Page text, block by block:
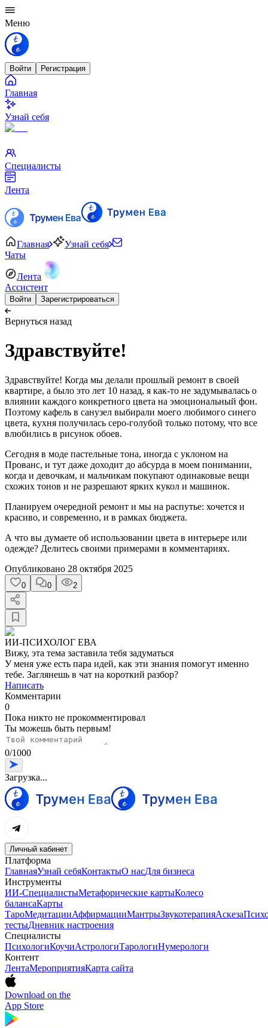
Меню
Войти Регистрация
Главная
Узнай себя
Специалисты
Лента
Главная
Узнай себя
Чаты
Лента
Ассистент
Войти Зарегистрироваться
Вернуться назад
Здравствуйте!
Здравствуйте! Когда мы делали прошлый ремонт в своей
квартире, а было это лет 10 назад, я как-то не задумывалась о
влиянии каждого конкретного цвета на эмоциональный фон.
Поэтому кафель в санузел выбирали моего любимого синего
цвета, кухня получилась серо-голубой только потому, что все
влюбились в рисунок обоев.
Сегодня в моде пастельные тона, иногда с уклоном на
Прованс, и тут даже доходит до абсурда в моем понимании,
когда и девочкам, и мальчикам покупают одинаковые вещи
схожих тонов и не разрешают ярких кукол и машинок.
Планируем очередной ремонт и мы на распутье: хочется и
красиво, и современно, и в рамках бюджета.
А что вы думаете об использовании цвета в интерьере или
одежде? Делитесь своими примерами в комментариях.
Опубликовано 28 октября 2025
0 0 2
ИИ-ПСИХОЛОГ ЕВА
Вижу, эта тема заставила тебя задуматься
У меня уже есть пара идей, как эти знания помогут именно
тебе. Заглянешь в чат на короткий разбор?
Написать
Комментарии
0
Пока никто не прокомментировал
Ты можешь быть первым!
0/1000
Загрузка...
Личный кабинет
Платформа
ГлавнаяУзнай себяКонтактыО насДля бизнеса
Инструменты
ИИ-СпециалистыМетафорические картыКолесо
балансаКарты
ТароМедитацииАффирмацииМантрыЗвукотерапияАскеза
тестыДневник настроения
Специалисты
ПсихологиКоучиАстрологиТарологиНумерологи
Контент
ЛентаМероприятияКарта сайта
Download on the
App Store